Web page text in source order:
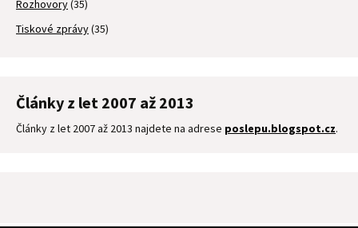
Rozhovory(35)
Tiskové zprávy(35)
Články z let 2007 až 2013
Články z let 2007 až 2013 najdete na adrese poslepu.blogspot.cz.